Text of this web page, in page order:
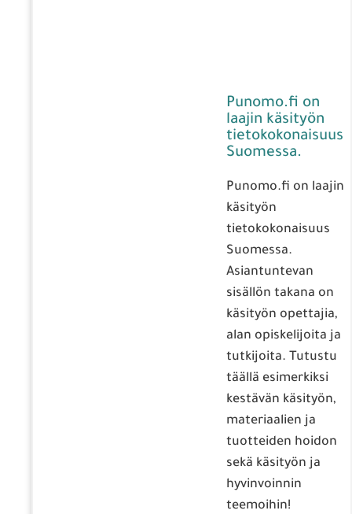
Punomo.fi on
laajin käsityön
tietokokonaisuus
Suomessa.
Punomo.fi on laajin
käsityön
tietokokonaisuus
Suomessa.
Asiantuntevan
sisällön takana on
käsityön opettajia,
alan opiskelijoita ja
tutkijoita. Tutustu
täällä esimerkiksi
kestävän käsityön,
materiaalien ja
tuotteiden hoidon
sekä käsityön ja
hyvinvoinnin
teemoihin!